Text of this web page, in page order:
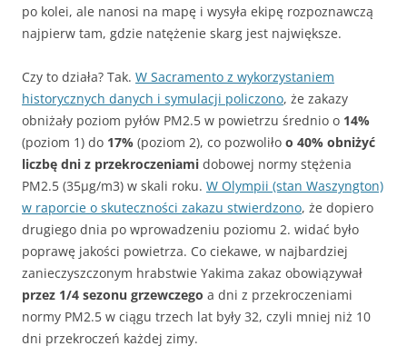
po kolei, ale nanosi na mapę i wysyła ekipę rozpoznawczą
najpierw tam, gdzie natężenie skarg jest największe.
Czy to działa? Tak. W Sacramento z wykorzystaniem
historycznych danych i symulacji policzono, że zakazy
obniżały poziom pyłów PM2.5 w powietrzu średnio o 14%
(poziom 1) do 17% (poziom 2), co pozwoliło o 40% obniżyć
liczbę dni z przekroczeniami dobowej normy stężenia
PM2.5 (35µg/m3) w skali roku. W Olympii (stan Waszyngton)
w raporcie o skuteczności zakazu stwierdzono, że dopiero
drugiego dnia po wprowadzeniu poziomu 2. widać było
poprawę jakości powietrza. Co ciekawe, w najbardziej
zanieczyszczonym hrabstwie Yakima zakaz obowiązywał
przez 1/4 sezonu grzewczego a dni z przekroczeniami
normy PM2.5 w ciągu trzech lat były 32, czyli mniej niż 10
dni przekroczeń każdej zimy.